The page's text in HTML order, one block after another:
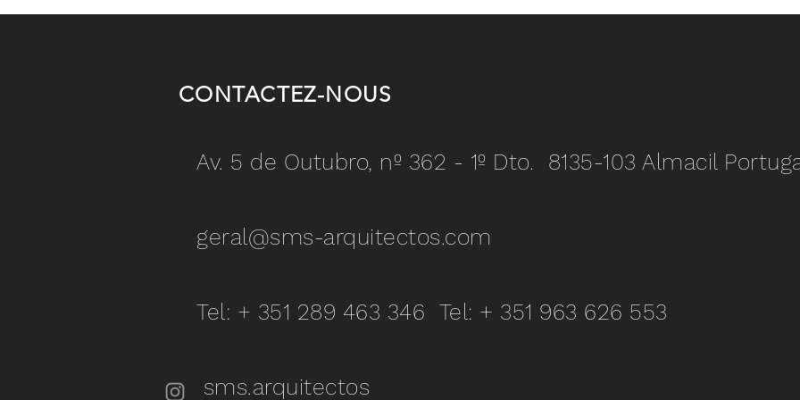
CONTACTEZ-NOUS
Av. 5 de Outubro, nº 362 - 1º Dto. 8135-103 Almacil
geral@sms-arquitectos.com
Tel: + 351 289 463 346 Tel: + 351 963 626 553
sms.arquitectos